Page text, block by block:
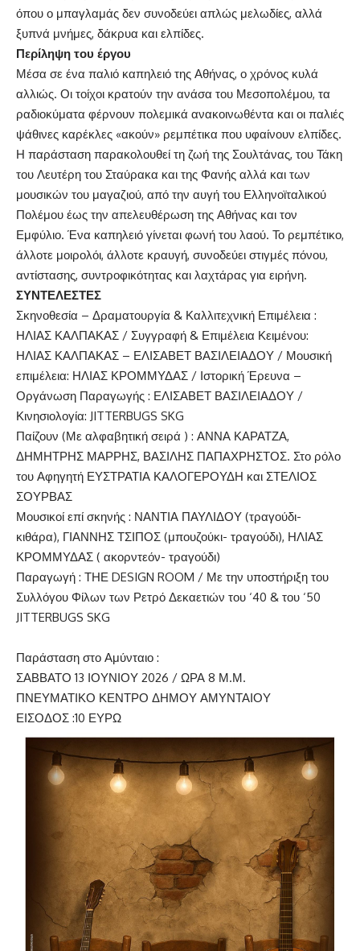
όπου ο μπαγλαμάς δεν συνοδεύει απλώς μελωδίες, αλλά
ξυπνά μνήμες, δάκρυα και ελπίδες.
Περίληψη του έργου
Μέσα σε ένα παλιό καπηλειό της Αθήνας, ο χρόνος κυλά
αλλιώς. Οι τοίχοι κρατούν την ανάσα του Μεσοπολέμου, τα
ραδιοκύματα φέρνουν πολεμικά ανακοινωθέντα και οι παλιές
ψάθινες καρέκλες «ακούν» ρεμπέτικα που υφαίνουν ελπίδες.
Η παράσταση παρακολουθεί τη ζωή της Σουλτάνας, του Τάκη
του Λευτέρη του Σταύρακα και της Φανής αλλά και των
μουσικών του μαγαζιού, από την αυγή του Ελληνοϊταλικού
Πολέμου έως την απελευθέρωση της Αθήνας και τον
Εμφύλιο. Ένα καπηλειό γίνεται φωνή του λαού. Το ρεμπέτικο,
άλλοτε μοιρολόι, άλλοτε κραυγή, συνοδεύει στιγμές πόνου,
αντίστασης, συντροφικότητας και λαχτάρας για ειρήνη.
ΣΥΝΤΕΛΕΣΤΕΣ
Σκηνοθεσία – Δραματουργία & Καλλιτεχνική Επιμέλεια :
ΗΛΙΑΣ ΚΑΛΠΑΚΑΣ / Συγγραφή & Επιμέλεια Κειμένου:
ΗΛΙΑΣ ΚΑΛΠΑΚΑΣ – ΕΛΙΣΑΒΕΤ ΒΑΣΙΛΕΙΑΔΟΥ / Μουσική
επιμέλεια: ΗΛΙΑΣ ΚΡΟΜΜΥΔΑΣ / Ιστορική Έρευνα –
Οργάνωση Παραγωγής : ΕΛΙΣΑΒΕΤ ΒΑΣΙΛΕΙΑΔΟΥ /
Κινησιολογία: JITTERBUGS SKG
Παίζουν (Με αλφαβητική σειρά ) : ΑΝΝΑ ΚΑΡΑΤΖΑ,
ΔΗΜΗΤΡΗΣ ΜΑΡΡΗΣ, ΒΑΣΙΛΗΣ ΠΑΠΑΧΡΗΣΤΟΣ. Στο ρόλο
του Αφηγητή ΕΥΣΤΡΑΤΙΑ ΚΑΛΟΓΕΡΟΥΔΗ και ΣΤΕΛΙΟΣ
ΣΟΥΡΒΑΣ
Μουσικοί επί σκηνής : ΝΑΝΤΙΑ ΠΑΥΛΙΔΟΥ (τραγούδι-
κιθάρα), ΓΙΑΝΝΗΣ ΤΣΙΠΟΣ (μπουζούκι- τραγούδι), ΗΛΙΑΣ
ΚΡΟΜΜΥΔΑΣ ( ακορντεόν- τραγούδι)
Παραγωγή : ΤΗΕ DESIGN ROOM / Με την υποστήριξη του
Συλλόγου Φίλων των Ρετρό Δεκαετιών του ‘40 & του ‘50
JITTERBUGS SKG
Παράσταση στο Αμύνταιο :
ΣΑΒΒΑΤΟ 13 ΙΟΥΝΙΟΥ 2026 / ΩΡΑ 8 Μ.Μ.
ΠΝΕΥΜΑΤΙΚΟ ΚΕΝΤΡΟ ΔΗΜΟΥ ΑΜΥΝΤΑΙΟΥ
ΕΙΣΟΔΟΣ :10 ΕΥΡΩ